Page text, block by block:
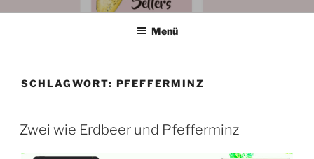
MAJA KEATON
Menü
SCHLAGWORT: PFEFFERMINZ
VERÖFFENTLICHT
AM
Zwei wie Erdbeer und Pfefferminz